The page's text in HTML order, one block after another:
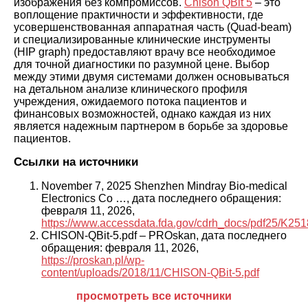
изображения без компромиссов. Chison QBit 5 – это
воплощение практичности и эффективности, где
усовершенствованная аппаратная часть (Quad-beam)
и специализированные клинические инструменты
(HIP graph) предоставляют врачу все необходимое
для точной диагностики по разумной цене. Выбор
между этими двумя системами должен основываться
на детальном анализе клинического профиля
учреждения, ожидаемого потока пациентов и
финансовых возможностей, однако каждая из них
является надежным партнером в борьбе за здоровье
пациентов.
Ссылки на источники
November 7, 2025 Shenzhen Mindray Bio-medical
Electronics Co …, дата последнего обращения:
февраля 11, 2026,
https://www.accessdata.fda.gov/cdrh_docs/pdf25/
CHISON-QBit-5.pdf – PROskan, дата последнего
обращения: февраля 11, 2026,
https://proskan.pl/wp-
content/uploads/2018/11/CHISON-QBit-5.pdf
просмотреть все источники